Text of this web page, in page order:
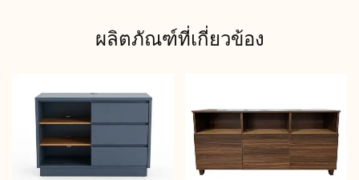
ผลิตภัณฑ์ที่เกี่ยวข้อง